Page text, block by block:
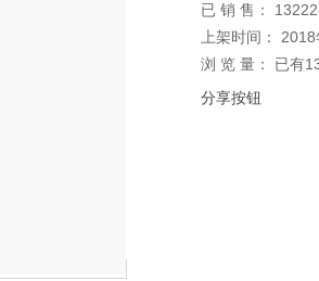
已 销 售： 13222
上架时间： 2018
浏 览 量： 已有
分享按钮